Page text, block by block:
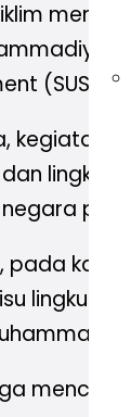
(SUSI).
kegiatan